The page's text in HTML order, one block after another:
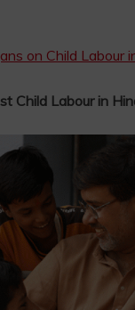
on Child Labour
Child Labour in